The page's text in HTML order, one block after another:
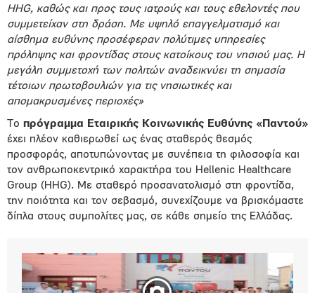
HHG, καθώς και προς τους ιατρούς και τους εθελοντές που
συμμετείχαν στη δράση. Με υψηλό επαγγελματισμό και
αίσθημα ευθύνης προσέφεραν πολύτιμες υπηρεσίες
πρόληψης και φροντίδας στους κατοίκους του νησιού μας. Η
μεγάλη συμμετοχή των πολιτών αναδεικνύει τη σημασία
τέτοιων πρωτοβουλιών για τις νησιωτικές και
απομακρυσμένες περιοχές»
Το πρόγραμμα Εταιρικής Κοινωνικής Ευθύνης «Παντού»
έχει πλέον καθιερωθεί ως ένας σταθερός θεσμός
προσφοράς, αποτυπώνοντας με συνέπεια τη φιλοσοφία και
τον ανθρωποκεντρικό χαρακτήρα του Hellenic Healthcare
Group (HHG). Με σταθερό προσανατολισμό στη φροντίδα,
την ποιότητα και τον σεβασμό, συνεχίζουμε να βρισκόμαστε
δίπλα στους συμπολίτες μας, σε κάθε σημείο της Ελλάδας.